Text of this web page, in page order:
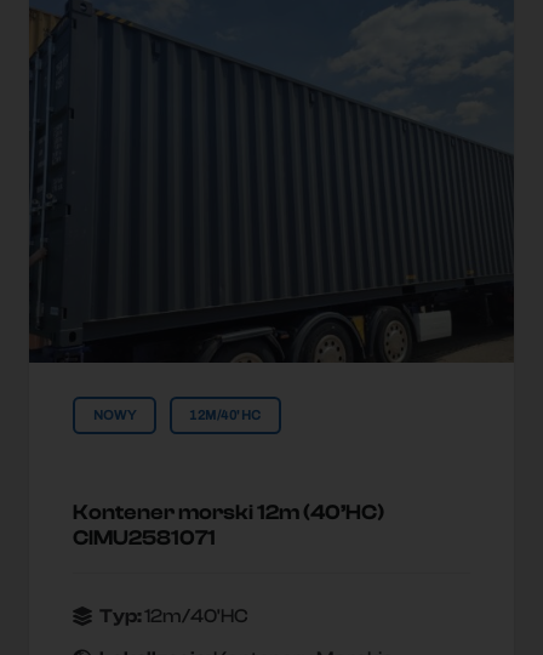
NOWY 12M/40'HC
Kontener morski 12m (40’HC)
CIMU2581071
Typ:12m/40'HC